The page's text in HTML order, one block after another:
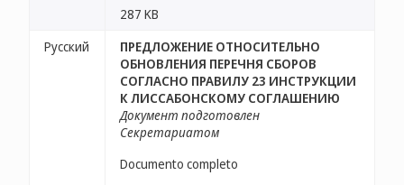
287 KB
Русский
ПРЕДЛОЖЕНИЕ ОТНОСИТЕЛЬНО
ОБНОВЛЕНИЯ ПЕРЕЧНЯ СБОРОВ
СОГЛАСНО ПРАВИЛУ 23 ИНСТРУКЦИИ
К ЛИССАБОНСКОМУ СОГЛАШЕНИЮ
Документ подготовлен
Секретариатом
Documento completo